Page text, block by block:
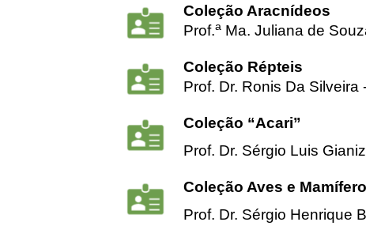
Coleção Aracnídeos
Prof.a Ma. Juliana de
Coleção Répteis
Prof. Dr. Ronis Da Silveira
Coleção “Acari”
Prof. Dr. Sérgio Luis
Coleção Aves e
Prof. Dr. Sérgio Henrique